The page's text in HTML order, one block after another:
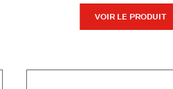
VOIR LE PRODUIT